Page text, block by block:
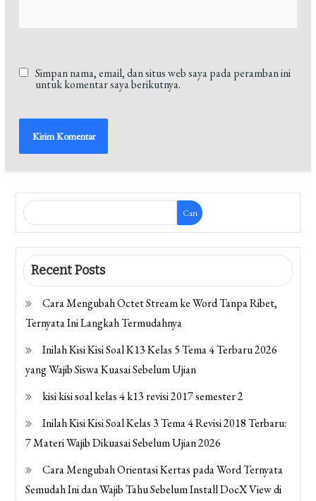
Simpan nama, email, dan situs web saya pada peramban ini
untuk komentar saya berikutnya.
Cari
Recent Posts
Cara Mengubah Octet Stream ke Word Tanpa Ribet,
Ternyata Ini Langkah Termudahnya
Inilah Kisi Kisi Soal K13 Kelas 5 Tema 4 Terbaru 2026
yang Wajib Siswa Kuasai Sebelum Ujian
kisi kisi soal kelas 4 k13 revisi 2017 semester 2
Inilah Kisi Kisi Soal Kelas 3 Tema 4 Revisi 2018 Terbaru:
7 Materi Wajib Dikuasai Sebelum Ujian 2026
Cara Mengubah Orientasi Kertas pada Word Ternyata
Semudah Ini dan Wajib Tahu Sebelum Install DocX View di